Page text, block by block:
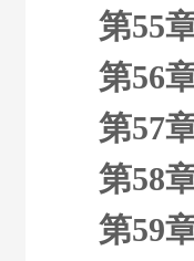
第55
第56
第57
第58
第59